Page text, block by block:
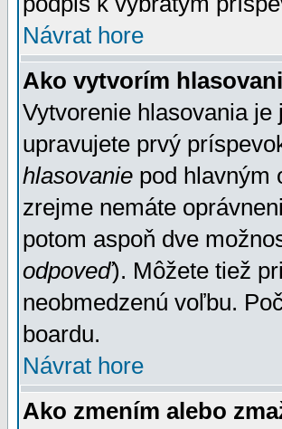
Návrat hore
Ako vytvorím
Vytvorenie hlasovania
upravujete prvý
hlasovanie pod hlavným
zrejme nemáte
potom aspoň dve
odpoveď). Môžete tiež
neobmedzenú voľbu.
boardu.
Návrat hore
Ako zmením alebo